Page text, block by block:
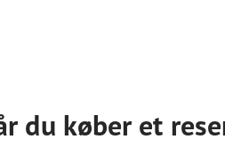
du køber et